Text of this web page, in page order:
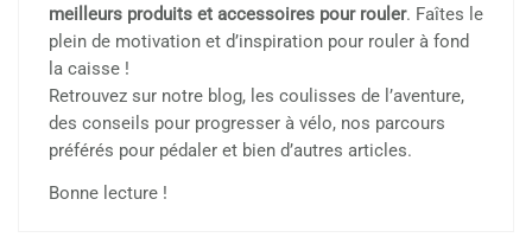
meilleurs produits et accessoires pour rouler. Faîtes le
plein de motivation et d’inspiration pour rouler à fond
la caisse !
Retrouvez sur notre blog, les coulisses de l’aventure,
des conseils pour progresser à vélo, nos parcours
préférés pour pédaler et bien d’autres articles.
Bonne lecture !